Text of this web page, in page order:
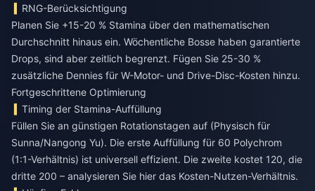
RNG-Berücksichtigung
Planen Sie +15-20 % Stamina über den mathematischen
Durchschnitt hinaus ein. Wöchentliche Bosse haben garantierte
Drops, sind aber zeitlich begrenzt. Fügen Sie 25-30 %
zusätzliche Dennies für W-Motor- und Drive-Disc-Kosten hinzu.
Fortgeschrittene Optimierung
Timing der Stamina-Auffüllung
Füllen Sie an günstigen Rotationstagen auf (Physisch für
Sunna/Nangong Yu). Die erste Auffüllung für 60 Polychrom
(1:1-Verhältnis) ist universell effizient. Die zweite kostet 120, die
dritte 200 – analysieren Sie hier das Kosten-Nutzen-Verhältnis.